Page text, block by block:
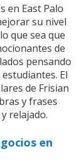
en East Palo
su nivel
que sea que
de
pensando
El
de Frisian
y frases
relajado.
en